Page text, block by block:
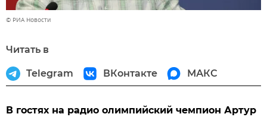
© РИА Новости
Читать в
Telegram ВКонтакте МАКС
В гостях на радио олимпийский чемпион Артур